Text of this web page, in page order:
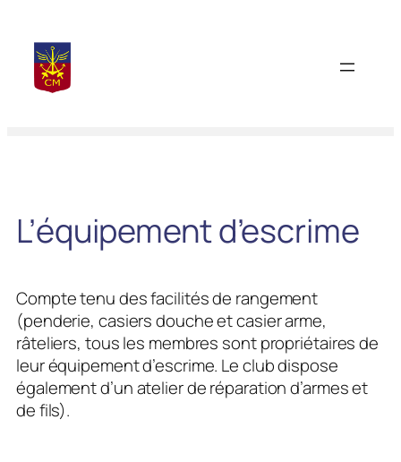
contenu
L’équipement d’escrime
Compte tenu des facilités de rangement
(penderie, casiers douche et casier arme,
râteliers, tous les membres sont propriétaires de
leur équipement d’escrime. Le club dispose
également d’un atelier de réparation d’armes et
de fils).